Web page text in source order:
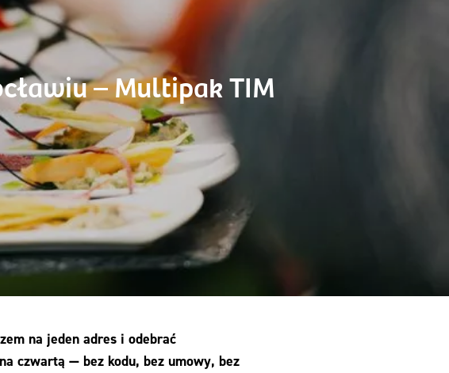
– Multipak TIM
na jeden adres i odebrać
czwartą — bez kodu, bez umowy, bez